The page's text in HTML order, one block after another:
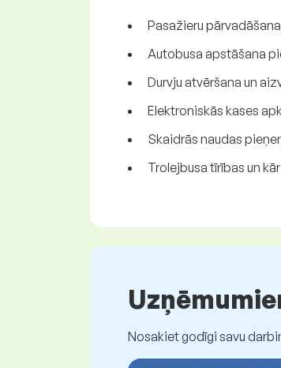
Pasažieru
Autobusa apstāšana
Durvju atvēršana un
Elektroniskās kases
Skaidrās naudas
Trolejbusa tīrības un
Nosakiet godīgi savu